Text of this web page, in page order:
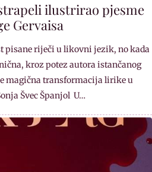
ilustrirao pjesme
Gervaisa
pisane riječi u likovni jezik, no kada
kroz potez autora istančanog
magična transformacija lirike u
Švec Španjol U…